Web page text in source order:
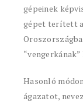
gépeinek
gépet terített a
Hasonló
ágazatot,